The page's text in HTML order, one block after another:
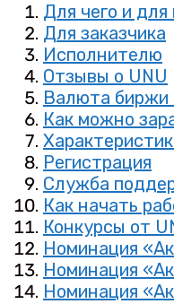
Для чего и для
Для заказчика
Исполнителю
Отзывы о UNU
Валюта биржи
Как можно
Регистрация
Служба
Как начать
Конкурсы от
Номинация
Номинация
Номинация